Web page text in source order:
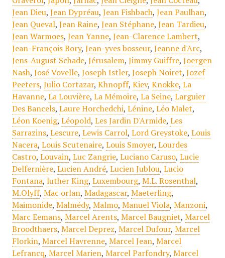
Jean Dieu, Jean Dypréau, Jean Fishbach, Jean Paulhan,
Jean Queval, Jean Raine, Jean Stéphane, Jean Tardieu,
Jean Warmoes, Jean Yanne, Jean-Clarence Lambert,
Jean-François Bory, Jean-yves bosseur, Jeanne d'Arc,
Jens-August Schade, Jérusalem, Jimmy Guiffre, Joergen
Nash, José Vovelle, Joseph Istler, Joseph Noiret, Jozef
Peeters, Julio Cortazar, Khnopff, Kiev, Knokke, La
Havanne, La Louvière, La Mémoire, La Seine, Larguier
Des Bancels, Laure Horchedchi, Lénine, Léo Malet,
Léon Koenig, Léopold, Les Jardin D'Armide, Les
Sarrazins, Lescure, Lewis Carrol, Lord Greystoke, Louis
Nacera, Louis Scutenaire, Louis Smoyer, Lourdes
Castro, Louvain, Luc Zangrie, Luciano Caruso, Lucie
Delfernière, Lucien André, Lucien Jublou, Lucio
Fontana, luther King, Luxembourg, M.L. Rosenthal,
M.Olyff, Mac orlan, Madagascar, Maeterling,
Maimonide, Malmédy, Malmo, Manuel Viola, Manzoni,
Marc Eemans, Marcel Arents, Marcel Baugniet, Marcel
Broodthaers, Marcel Deprez, Marcel Dufour, Marcel
Florkin, Marcel Havrenne, Marcel Jean, Marcel
Lefrancq, Marcel Marien, Marcel Parfondry, Marcel